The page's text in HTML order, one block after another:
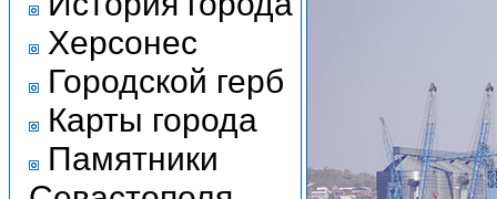
Херсонес
Городской герб
Карты города
Памятники